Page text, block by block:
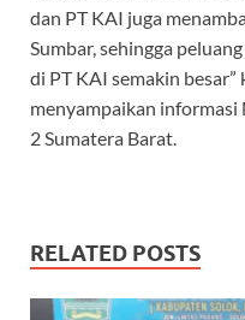
dan PT KAI juga
Sumbar, sehingga
di PT KAI semakin
menyampaikan
2 Sumatera Barat.
RELATED POSTS